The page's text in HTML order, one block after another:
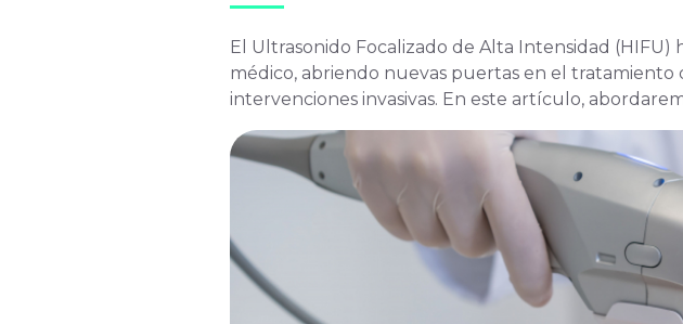
El Ultrasonido Focalizado de Alta Intensidad
médico, abriendo nuevas puertas en el tratamiento
intervenciones invasivas. En este artículo,